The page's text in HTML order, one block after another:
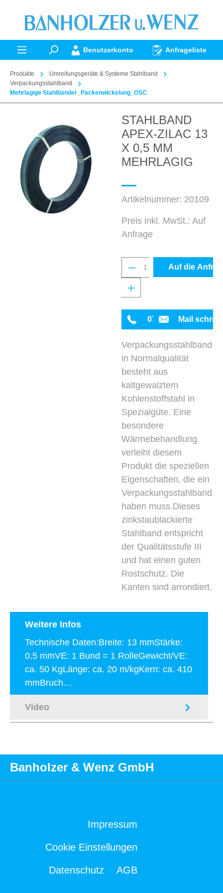
springen
Benutzerkonto Anfrageliste
Produkte
Umreifungsgeräte & Systeme Stahlband
Verpackungsstahlband
Mehrlagige Stahlbänder_Packenwickelung_OSC
STAHLBAND
APEX-ZILAC 13
X 0,5 MM
MEHRLAGIG
Artikelnummer: 20109
Preis inkl. MwSt.: Auf
Anfrage
Produkt Anzahl:
Auf die
0711 342934-0
Mail
Verpackungsstahlband
in Normalqualität
besteht aus
kaltgewalztem
Kohlenstoffstahl in
Spezialgüte. Eine
besondere
Wärmebehandlung
verleiht diesem
Produkt die speziellen
Eigenschaften, die ein
Verpackungsstahlband
haben muss.Dieses
zinkstaublackierte
Stahlband entspricht
der Qualitätsstufe III
und hat einen guten
Rostschutz. Die
Kanten sind arrondiert.
Weitere Infos
Technische Daten:Breite: 13 mmStärke:
0,5 mmVE: 1 Bund = 1 RolleGewicht/VE:
ca. 50 KgLänge: ca. 20 m/kgKern: ca. 410
mmBruch…
Video
Banholzer & Wenz GmbH
Impressum
Cookie Einstellungen
Datenschutz AGB